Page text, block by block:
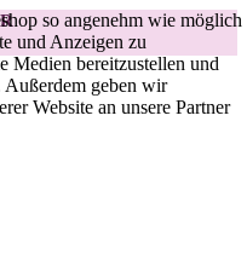
so angenehm wie möglich
und Anzeigen zu
Medien bereitzustellen und
Außerdem geben wir
Website an unsere Partner